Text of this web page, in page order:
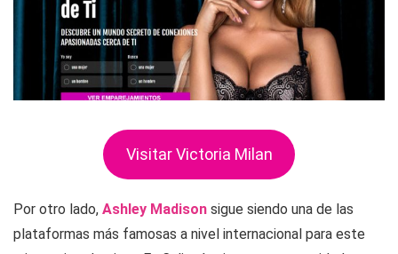
Visitar Victoria Milan
Por otro lado, Ashley Madison sigue siendo una de las
plataformas más famosas a nivel internacional para este